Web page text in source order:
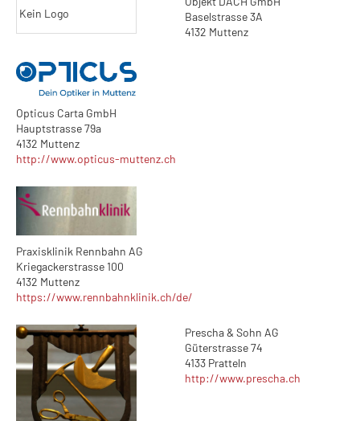
Kein Logo
Baselstrasse 3A
4132 Muttenz
Opticus Carta GmbH
Hauptstrasse 79a
4132 Muttenz
http://www.opticus-muttenz.ch
Praxisklinik Rennbahn AG
Kriegackerstrasse 100
4132 Muttenz
https://www.rennbahnklinik.ch/de/
Prescha & Sohn AG
Güterstrasse 74
4133 Pratteln
http://www.prescha.ch